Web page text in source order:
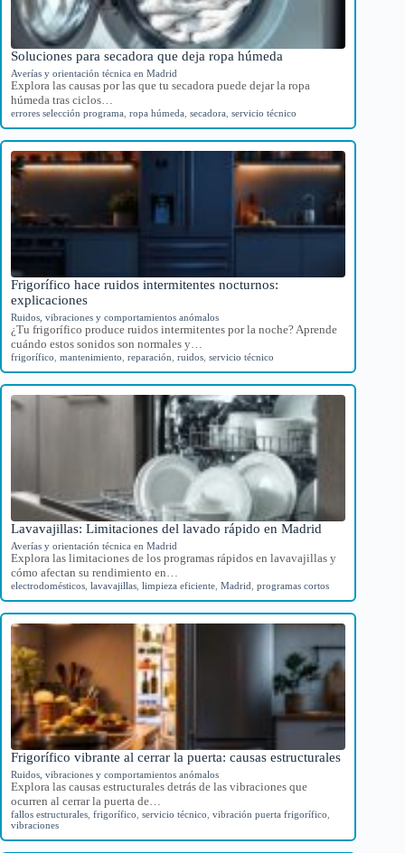
Soluciones para secadora que deja ropa húmeda
Averías y orientación técnica en Madrid
Explora las causas por las que tu secadora puede dejar la ropa
húmeda tras ciclos…
errores selección programa ropa húmeda secadora servicio técnico
Frigorífico hace ruidos intermitentes nocturnos:
explicaciones
Ruidos, vibraciones y comportamientos anómalos
¿Tu frigorífico produce ruidos intermitentes por la noche? Aprende
cuándo estos sonidos son normales y…
frigorífico mantenimiento reparación ruidos servicio técnico
Lavavajillas: Limitaciones del lavado rápido en Madrid
Averías y orientación técnica en Madrid
Explora las limitaciones de los programas rápidos en lavavajillas y
cómo afectan su rendimiento en…
electrodomésticos lavavajillas limpieza eficiente Madrid programas cortos
Frigorífico vibrante al cerrar la puerta: causas estructurales
Ruidos, vibraciones y comportamientos anómalos
Explora las causas estructurales detrás de las vibraciones que
ocurren al cerrar la puerta de…
fallos estructurales frigorífico servicio técnico vibración puerta frigorífico
vibraciones